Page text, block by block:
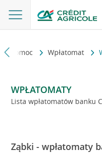
i pomoc Wpłatomat
WPŁATOMATY
Lista wpłatomatów banku
Ząbki - wpłatomaty